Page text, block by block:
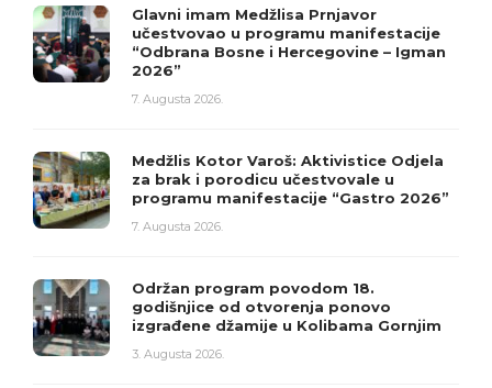
Glavni imam Medžlisa Prnjavor
učestvovao u programu manifestacije
“Odbrana Bosne i Hercegovine – Igman
2026”
7. Augusta 2026.
Medžlis Kotor Varoš: Aktivistice Odjela
za brak i porodicu učestvovale u
programu manifestacije “Gastro 2026”
7. Augusta 2026.
Održan program povodom 18.
godišnjice od otvorenja ponovo
izgrađene džamije u Kolibama Gornjim
3. Augusta 2026.